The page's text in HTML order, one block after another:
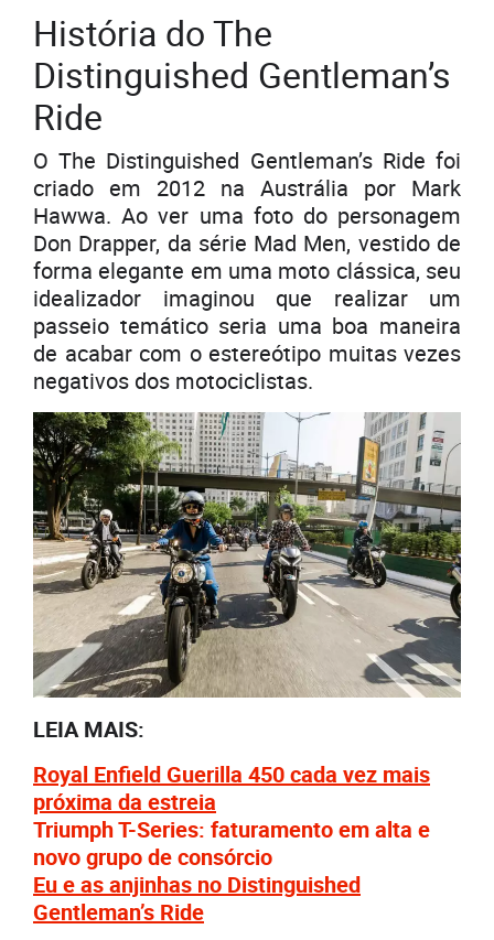
História do The
Distinguished Gentleman’s
Ride
O The Distinguished Gentleman’s Ride foi
criado em 2012 na Austrália por Mark
Hawwa. Ao ver uma foto do personagem
Don Drapper, da série Mad Men, vestido de
forma elegante em uma moto clássica, seu
idealizador imaginou que realizar um
passeio temático seria uma boa maneira
de acabar com o estereótipo muitas vezes
negativos dos motociclistas.
LEIA MAIS:
Royal Enfield Guerilla 450 cada vez mais
próxima da estreia
Triumph T-Series: faturamento em alta e
novo grupo de consórcio
Eu e as anjinhas no Distinguished
Gentleman’s Ride